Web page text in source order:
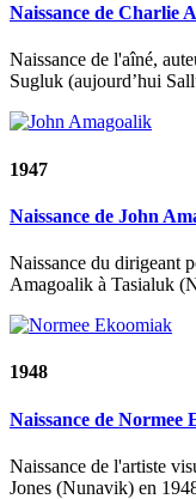
Naissance de Charlie
Naissance de l'aîné,
Sugluk (aujourd’hui
1947
Naissance de John
Naissance du dirigeant
Amagoalik à Tasialuk
1948
Naissance de Normee
Naissance de l'artiste
Jones (Nunavik) en